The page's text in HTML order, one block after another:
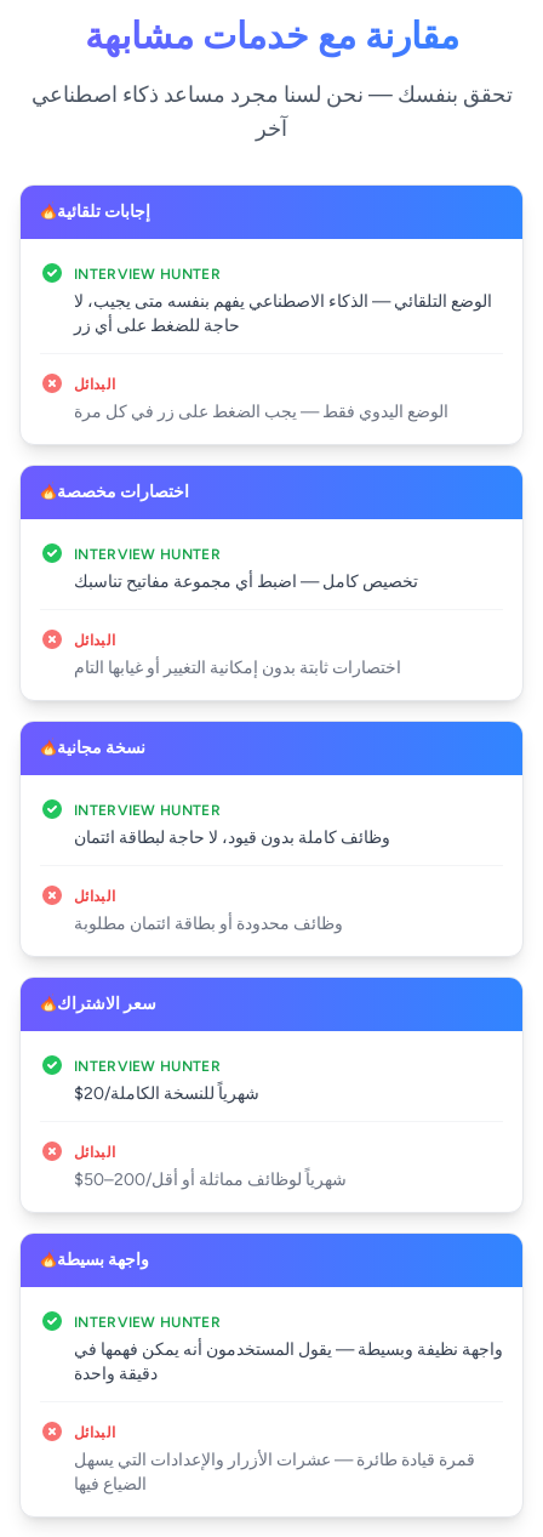
مقارنة مع خدمات مشابهة
تحقق بنفسك — نحن لسنا مجرد مساعد ذكاء اصطناعي
آخر
إجابات تلقائية
INTERVIEW HUNTER
الوضع التلقائي — الذكاء الاصطناعي يفهم بنفسه متى يجيب، لا
حاجة للضغط على أي زر
البدائل
الوضع اليدوي فقط — يجب الضغط على زر في كل مرة
اختصارات مخصصة
INTERVIEW HUNTER
تخصيص كامل — اضبط أي مجموعة مفاتيح تناسبك
البدائل
اختصارات ثابتة بدون إمكانية التغيير أو غيابها التام
نسخة مجانية
INTERVIEW HUNTER
وظائف كاملة بدون قيود، لا حاجة لبطاقة ائتمان
البدائل
وظائف محدودة أو بطاقة ائتمان مطلوبة
سعر الاشتراك
INTERVIEW HUNTER
$20/شهرياً للنسخة الكاملة
البدائل
$50–200/شهرياً لوظائف مماثلة أو أقل
واجهة بسيطة
INTERVIEW HUNTER
واجهة نظيفة وبسيطة — يقول المستخدمون أنه يمكن فهمها في
دقيقة واحدة
البدائل
قمرة قيادة طائرة — عشرات الأزرار والإعدادات التي يسهل
الضياع فيها